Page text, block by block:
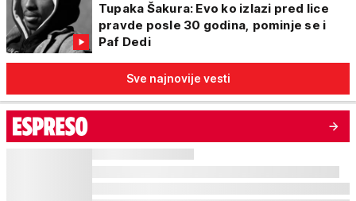
Tupaka Šakura: Evo ko izlazi pred lice
pravde posle 30 godina, pominje se i
Paf Dedi
Sve najnovije vesti